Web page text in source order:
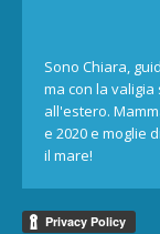
Sono Chiara,
ma con la
all'estero.
e 2020 e moglie
il mare!